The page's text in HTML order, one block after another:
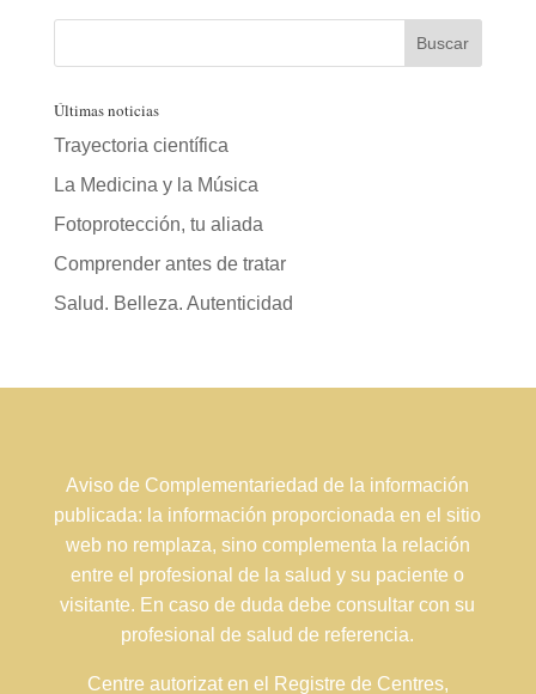
Últimas noticias
Trayectoria científica
La Medicina y la Música
Fotoprotección, tu aliada
Comprender antes de tratar
Salud. Belleza. Autenticidad
Aviso de Complementariedad de la información
publicada: la información proporcionada en el sitio
web no remplaza, sino complementa la relación
entre el profesional de la salud y su paciente o
visitante. En caso de duda debe consultar con su
profesional de salud de referencia.
Centre autorizat en el Registre de Centres,